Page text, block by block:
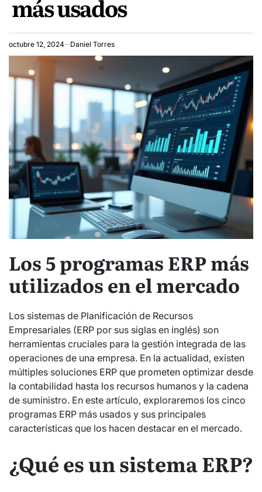
más usados
octubre 12, 2024 Daniel Torres
Los 5 programas ERP más
utilizados en el mercado
Los sistemas de Planificación de Recursos
Empresariales (ERP por sus siglas en inglés) son
herramientas cruciales para la gestión integrada de las
operaciones de una empresa. En la actualidad, existen
múltiples soluciones ERP que prometen optimizar desde
la contabilidad hasta los recursos humanos y la cadena
de suministro. En este artículo, exploraremos los cinco
programas ERP más usados y sus principales
características que los hacen destacar en el mercado.
¿Qué es un sistema ERP?